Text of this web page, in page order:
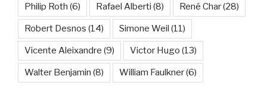
Philip Roth (6) Rafael Alberti (8) René Char(28)
Robert Desnos (14) Simone Weil (11)
Vicente Aleixandre (9) Victor Hugo (13)
Walter Benjamin (8) William Faulkner(6)